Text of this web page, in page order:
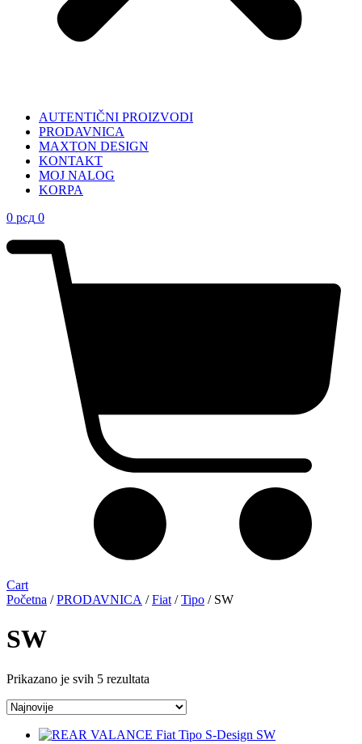
AUTENTIČNI PROIZVODI
PRODAVNICA
MAXTON DESIGN
KONTAKT
MOJ NALOG
KORPA
0 рсд 0
Cart
Početna /PRODAVNICA /Fiat /Tipo / SW
SW
Prikazano je svih 5 rezultata
najnovijem